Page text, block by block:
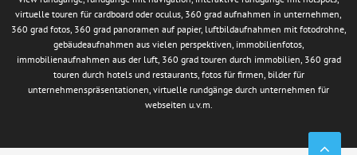
virtuelle touren für cardboard oder oculus, 360 grad aufnahmen in unternehmen,
360 grad fotos, 360 grad panoramen auf papier, luftbildaufnahmen mit fotodrohne,
gebäudeaufnahmen aus vielen perspektiven, immobilienfotos,
immobilienaufnahmen aus der luft, 360 grad touren durch immobilien, 360 grad
touren durch hotels und restaurants, fotos für firmen, bilder für
unternehmenspräsentationen, virtuelle rundgänge durch unternehmen für
webseiten u.v.m.